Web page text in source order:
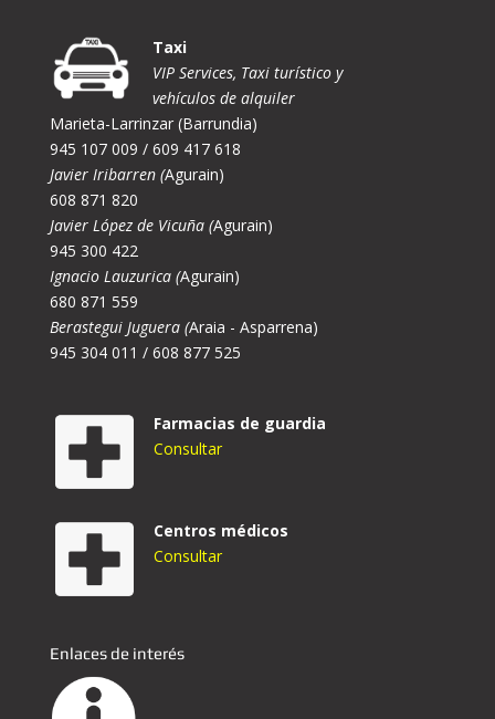
Taxi
VIP Services, Taxi turístico y
vehículos de alquiler
Marieta-Larrinzar (Barrundia)
945 107 009 / 609 417 618
Javier Iribarren (Agurain)
608 871 820
Javier López de Vicuña (Agurain)
945 300 422
Ignacio Lauzurica (Agurain)
680 871 559
Berastegui Juguera (Araia - Asparrena)
945 304 011 / 608 877 525
Farmacias de guardia
Consultar
Centros médicos
Consultar
Enlaces de interés